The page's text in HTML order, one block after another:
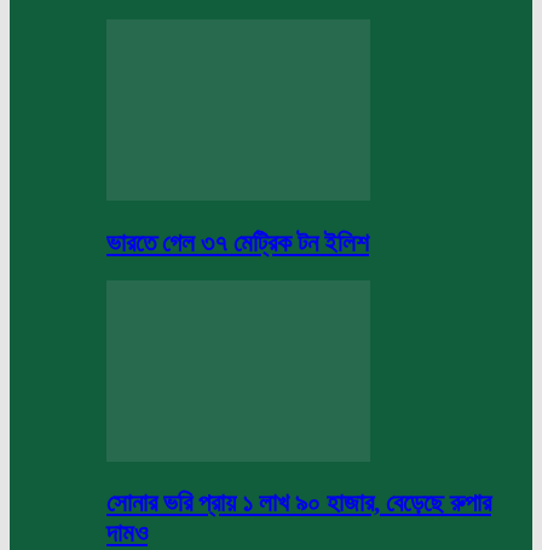
ভারতে গেল ৩৭ মেট্রিক টন ইলিশ
সোনার ভরি প্রায় ১ লাখ ৯০ হাজার, বেড়েছে রুপার
দামও